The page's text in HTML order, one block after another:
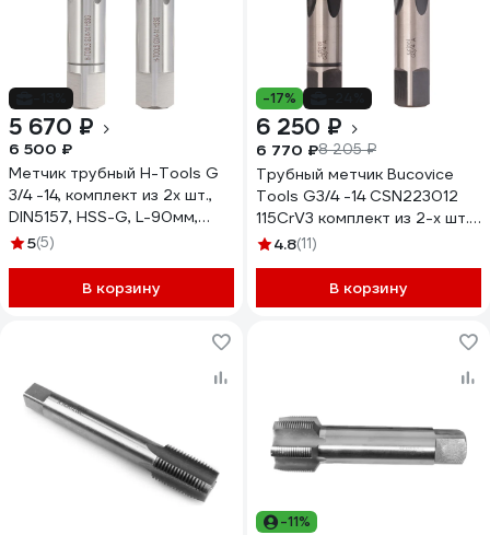
5 670 ₽
6 500 ₽
Метчик трубный H-Tools G
3/4 -14, комплект из 2х шт.,
DIN5157, HSS-G, L-90мм,
a=16 25322HT
5(5)
В корзину
-17%
6 250 ₽
6 770 ₽8 205 ₽
Трубный метчик Bucovice
Tools G3/4 -14 CSN223012
115CrV3 комплект из 2-х шт.
112340
4.8(11)
В корзину
-11%